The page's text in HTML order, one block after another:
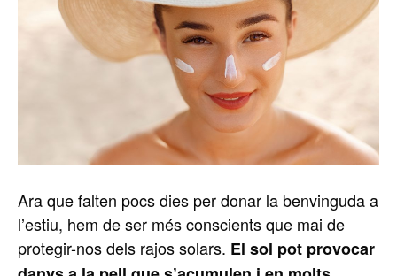
Ara que falten pocs dies per donar la benvinguda a
l’estiu, hem de ser més conscients que mai de
protegir-nos dels rajos solars. El sol pot provocar